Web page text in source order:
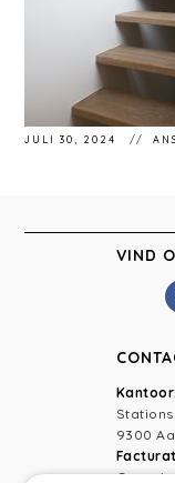
JULI 30, 2024
VIND
Kantoor:
9300